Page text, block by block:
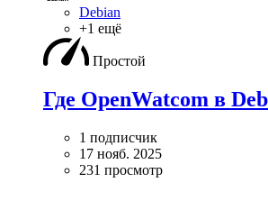
Debian
+1 ещё
Простой
Где OpenWatcom в
1 подписчик
17 нояб. 2025
231 просмотр